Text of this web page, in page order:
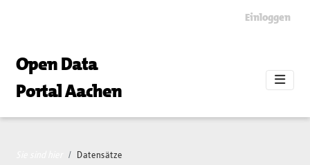
Einloggen
Open Data
Portal Aachen
Datensätze